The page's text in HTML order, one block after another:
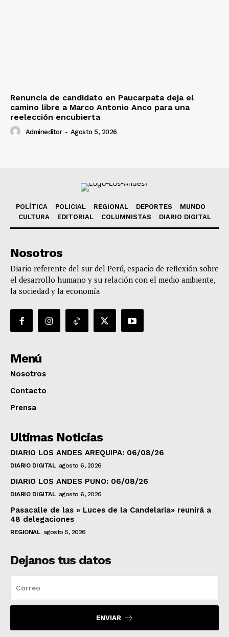
Renuncia de candidato en Paucarpata deja el
camino libre a Marco Antonio Anco para una
reelección encubierta
Admineditor - Agosto 5, 2026
POLÍTICA POLICIAL REGIONAL DEPORTES
MUNDO
CULTURA
EDITORIAL COLUMNISTAS DIARIO DIGITAL
Nosotros
Diario referente del sur del Perú, espacio de reflexión sobre
el desarrollo humano y su relación con el medio ambiente,
la sociedad y la economía
Menú
Nosotros
Contacto
Prensa
Ultimas Noticias
DIARIO LOS ANDES AREQUIPA: 06/08/26
DIARIO DIGITAL agosto 6, 2026
DIARIO LOS ANDES PUNO: 06/08/26
DIARIO DIGITAL agosto 6, 2026
Pasacalle de las » Luces de la Candelaria» reunirá a
48 delegaciones
REGIONAL agosto 5, 2026
Dejanos tus datos
ENVIAR